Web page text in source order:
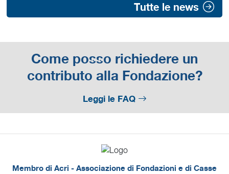
Tutte le news
Come posso richiedere un
contributo alla Fondazione?
Leggi le FAQ
Membro di Acri - Associazione di Fondazioni e di Casse